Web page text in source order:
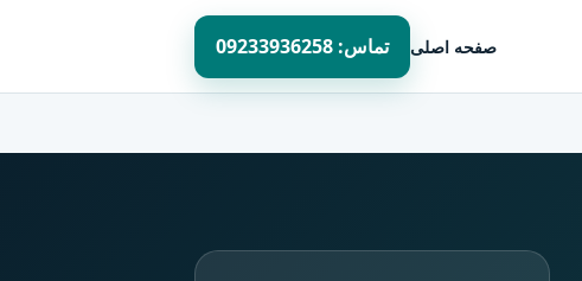
صفحه اصلی تماس: 09233936258